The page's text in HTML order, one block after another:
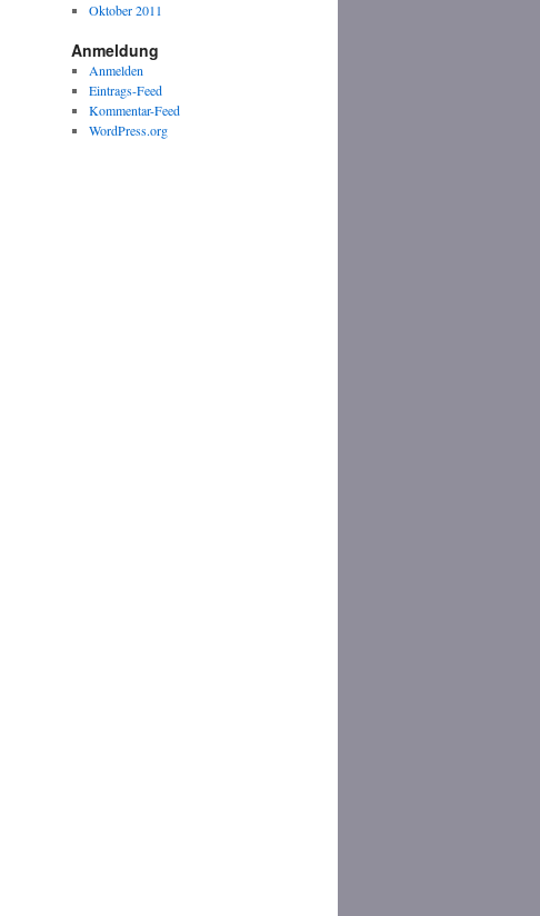
Oktober 2011
Anmeldung
Anmelden
Eintrags-Feed
Kommentar-Feed
WordPress.org